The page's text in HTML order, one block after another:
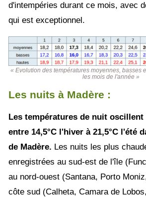
d'intempéries durant ce mois, avec
qui est exceptionnel.
« Evolution des températures moyennes, basses
les mois de l'année »
Les nuits à Madère :
Les températures de nuit oscillent
entre 14,5°C l'hiver à 21,5°C l'été
de Madère. Les nuits les plus
enregistrées au sud-est de l'île
au nord-ouest (Santana, Porto
côte sud (Calheta, Camara de